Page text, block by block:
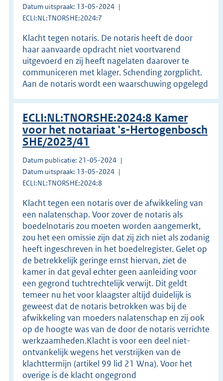
Datum uitspraak: 13-05-2024
ECLI:NL:TNORSHE:2024:7
Klacht tegen notaris. De notaris heeft de door
haar aanvaarde opdracht niet voortvarend
uitgevoerd en zij heeft nagelaten daarover te
communiceren met klager. Schending zorgplicht.
Aan de notaris wordt een waarschuwing opgelegd
ECLI:NL:TNORSHE:2024:8 Kamer
voor het notariaat 's-Hertogenbosch
SHE/2023/41
Datum publicatie: 21-05-2024
Datum uitspraak: 13-05-2024
ECLI:NL:TNORSHE:2024:8
Klacht tegen een notaris over de afwikkeling van
een nalatenschap. Voor zover de notaris als
boedelnotaris zou moeten worden aangemerkt,
zou het een omissie zijn dat zij zich niet als zodanig
heeft ingeschreven in het boedelregister. Gelet op
de betrekkelijk geringe ernst hiervan, ziet de
kamer in dat geval echter geen aanleiding voor
een gegrond tuchtrechtelijk verwijt. Dit geldt
temeer nu het voor klaagster altijd duidelijk is
geweest dat de notaris betrokken was bij de
afwikkeling van moeders nalatenschap en zij ook
op de hoogte was van de door de notaris verrichte
werkzaamheden.Klacht is voor een deel niet-
ontvankelijk wegens het verstrijken van de
klachttermijn (artikel 99 lid 21 Wna). Voor het
overige is de klacht ongegrond